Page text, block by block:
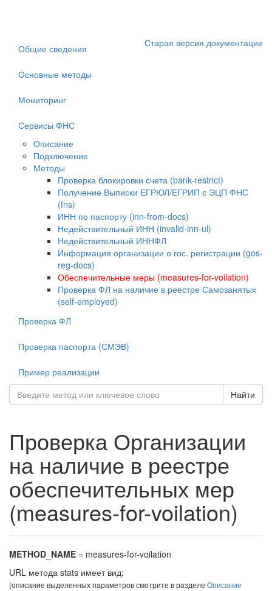
Старая версия документации
Общие сведения
Основные методы
Мониторинг
Сервисы ФНС
Описание
Подключение
Методы
Проверка блокировки счета (bank-restrict)
Получение Выписки ЕГРЮЛ/ЕГРИП с ЭЦП ФНС
(fns)
ИНН по паспорту (inn-from-docs)
Недействительный ИНН (invalid-inn-ul)
Недействительный ИННФЛ
Информация организации о гос. регистрации (gos-
reg-docs)
Обеспечительные меры (measures-for-voilation)
Проверка ФЛ на наличие в реестре Самозанятых
(self-employed)
Проверка ФЛ
Проверка паспорта (СМЭВ)
Пример реализации
Найти
Проверка Организации
на наличие в реестре
обеспечительных мер
(measures-for-voilation)
METHOD_NAME = measures-for-voilation
URL метода stats имеет вид:
(описание выделенных параметров смотрите в разделе Описание